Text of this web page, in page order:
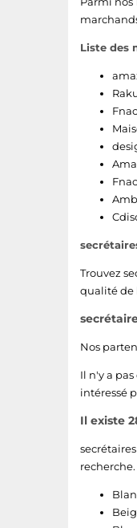
Liste des
Trouvez
qualité de
Nos
Il n'y a
intéressé
Il existe
recherche.